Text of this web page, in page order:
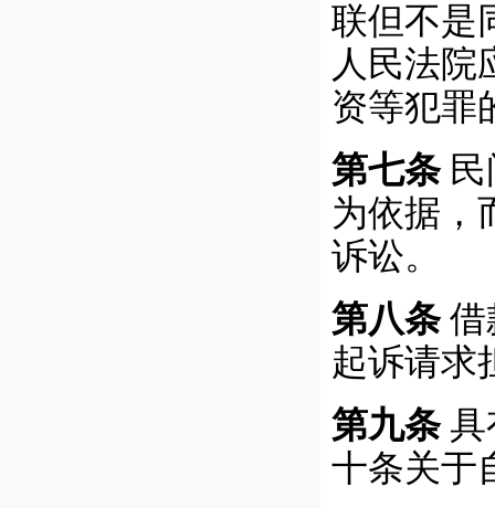
联但不是
人民法院
资等犯罪
第七条民
为依据，
诉讼。
第八条借
起诉请求
第九条具
十条关于